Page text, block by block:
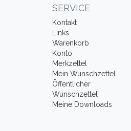
SERVICE
Kontakt
Links
Warenkorb
Konto
Merkzettel
Mein Wunschzettel
Öffentlicher
Wunschzettel
Meine Downloads